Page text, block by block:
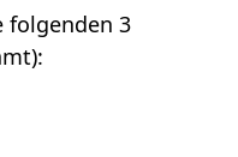
folgenden 3